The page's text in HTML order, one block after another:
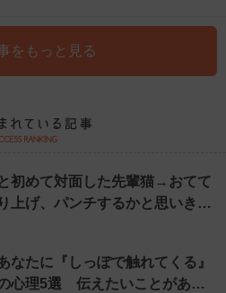
をもっと見る
初めて対面した先輩猫→おてて
上げ、パンチするかと思いき…
なたに『しっぽで触れてくる』
心理5選 伝えたいことがあ…